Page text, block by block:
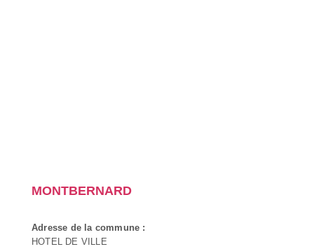
MONTBERNARD
Adresse de la commune :
HOTEL DE VILLE